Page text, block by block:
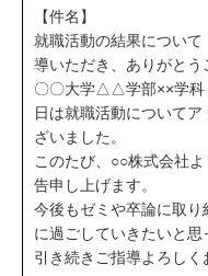
【件名】
就職活動の結果につい
導いただき、ありがとう
〇〇大学△△学部××学科
日は就職活動について
ざいました。
このたび、○○株式会社
告申し上げます。
今後もゼミや卒論に取
に過ごしていきたいと思
引き続きご指導よろしく